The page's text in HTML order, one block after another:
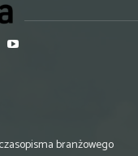
branżowego